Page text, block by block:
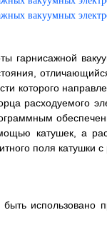
гарнисажной
которого
расходуемого
катушек, а
поля катушки
использовано